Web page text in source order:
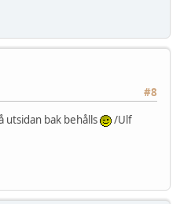
#8
bak behålls /Ulf